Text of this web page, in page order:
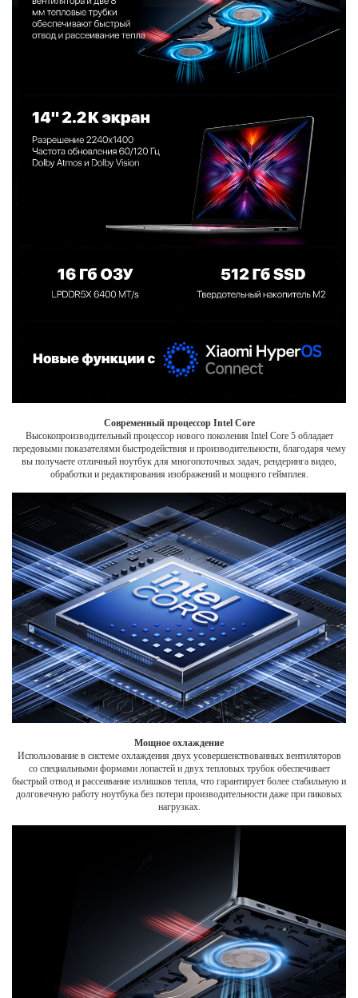
Современный процессор Intel Core
Высокопроизводительный процессор нового поколения Intel Core 5 обладает
передовыми показателями быстродействия и производительности, благодаря чему
вы получаете отличный ноутбук для многопоточных задач, рендеринга видео,
обработки и редактирования изображений и мощного геймплея.
Мощное охлаждение
Использование в системе охлаждения двух усовершенствованных вентиляторов
со специальными формами лопастей и двух тепловых трубок обеспечивает
быстрый отвод и рассеивание излишков тепла, что гарантирует более стабильную и
долговечную работу ноутбука без потери производительности даже при пиковых
нагрузках.